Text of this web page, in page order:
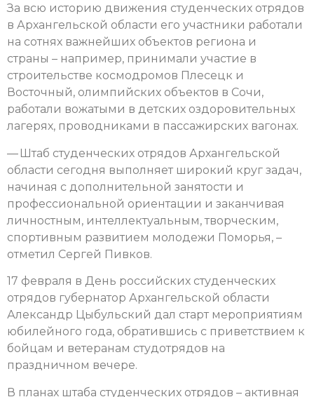
За всю историю движения студенческих отрядов
в Архангельской области его участники работали
на сотнях важнейших объектов региона и
страны – например, принимали участие в
строительстве космодромов Плесецк и
Восточный, олимпийских объектов в Сочи,
работали вожатыми в детских оздоровительных
лагерях, проводниками в пассажирских вагонах.
— Штаб студенческих отрядов Архангельской
области сегодня выполняет широкий круг задач,
начиная с дополнительной занятости и
профессиональной ориентации и заканчивая
личностным, интеллектуальным, творческим,
спортивным развитием молодежи Поморья, –
отметил Сергей Пивков.
17 февраля в День российских студенческих
отрядов губернатор Архангельской области
Александр Цыбульский дал старт мероприятиям
юбилейного года, обратившись с приветствием к
бойцам и ветеранам студотрядов на
праздничном вечере.
В планах штаба студенческих отрядов – активная